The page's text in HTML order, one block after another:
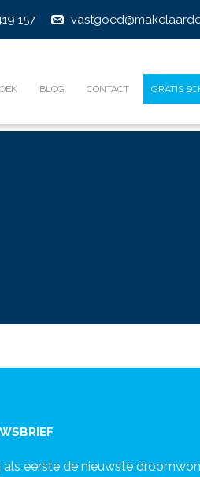
157
BLOG CONTACT GRATIS
als eerste de nieuwste